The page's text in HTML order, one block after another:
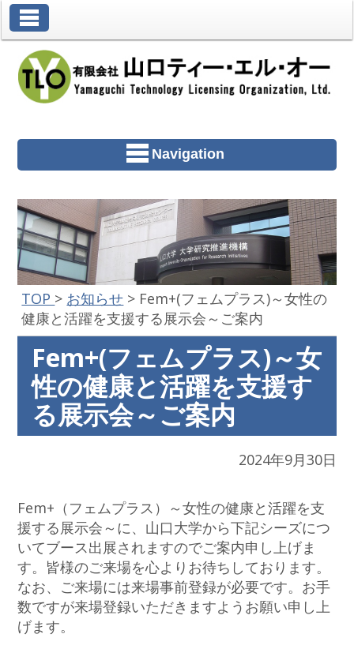
Navigation
TOP > お知らせ > Fem+(フェムプラス)～女性の
健康と活躍を支援する展示会～ご案内
Fem+(フェムプラス)～女
性の健康と活躍を支援す
る展示会～ご案内
2024年9月30日
Fem+（フェムプラス）～女性の健康と活躍を支
援する展示会～に、山口大学から下記シーズにつ
いてブース出展されますのでご案内申し上げま
す。皆様のご来場を心よりお待ちしております。
なお、ご来場には来場事前登録が必要です。お手
数ですが来場登録いただきますようお願い申し上
げます。